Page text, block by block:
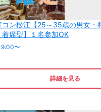
コン松江【25～35歳の男女
席型】１名参加OK
〜
詳細を見る